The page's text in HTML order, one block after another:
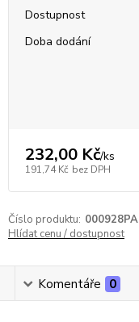
Dostupnost
Doba dodání
232,00 Kč/ks
191,74 Kč bez DPH
Číslo produktu: 000928PA
Hlídat cenu / dostupnost
Komentáře 0